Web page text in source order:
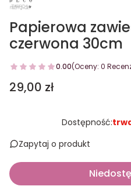
Papierowa
czerwona 30cm
0.00(Oceny: 0
Cena
29,00 zł
Dostępność:
Zapytaj o produkt